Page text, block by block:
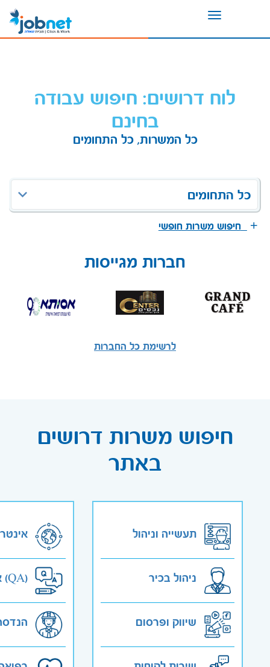
Toggle
לוח דרושים: חיפוש עבודה
בחינם
כל המשרות, כל התחומים
כל התחומים
חיפוש משרות חופשי
חברות מגייסות
לרשימת כל החברות
חיפוש משרות דרושים
באתר
תעשייה וניהול
ניהול בכיר
שיווק ופרסום
אבטחת איכות (QA)